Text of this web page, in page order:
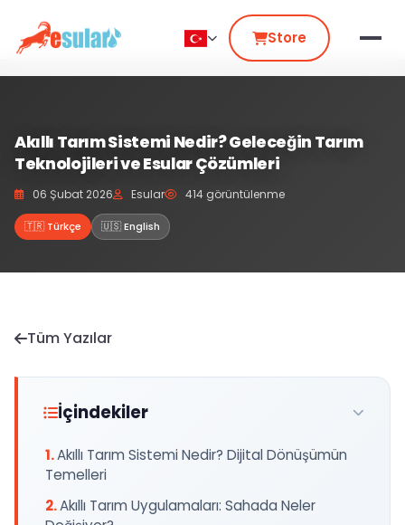
Store
Akıllı Tarım Sistemi Nedir? Geleceğin Tarım
Teknolojileri ve Esular Çözümleri
06 Şubat 2026 Esular 414 görüntülenme
🇹🇷 Türkçe 🇺🇸 English
Tüm Yazılar
İçindekiler
Akıllı Tarım Sistemi Nedir? Dijital Dönüşümün
Temelleri
Akıllı Tarım Uygulamaları: Sahada Neler